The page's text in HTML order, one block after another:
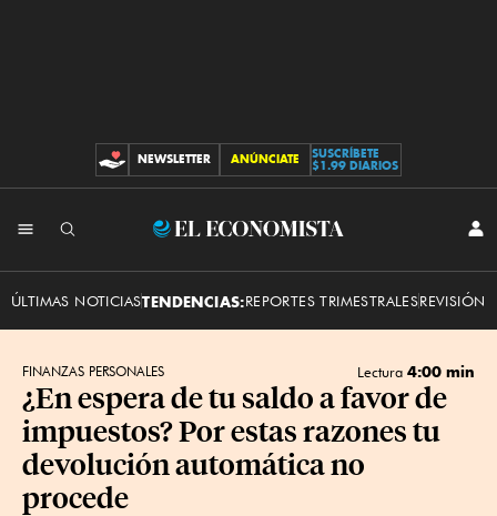
CONTRIBUCIONES
NEWSLETTER ANÚNCIATE
SUSCRÍBETE
$1.99 DIARIOS
El
ÚLTIMAS NOTICIASTENDENCIAS:REPORTES TRIMESTRALESREVISIÓN
FINANZAS PERSONALES Lectura 4:00 min
¿En espera de tu saldo a favor de
impuestos? Por estas razones tu
devolución automática no
procede